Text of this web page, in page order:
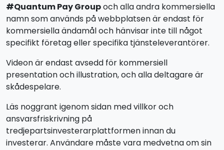
#Quantum Pay Groupoch alla andra kommersiella
namn som används på webbplatsen är endast för
kommersiella ändamål och hänvisar inte till något
specifikt företag eller specifika tjänsteleverantörer.
Videon är endast avsedd för kommersiell
presentation och illustration, och alla deltagare är
skådespelare.
Läs noggrant igenom sidan med villkor och
ansvarsfriskrivning på
tredjepartsinvesterarplattformen innan du
investerar. Användare måste vara medvetna om sin